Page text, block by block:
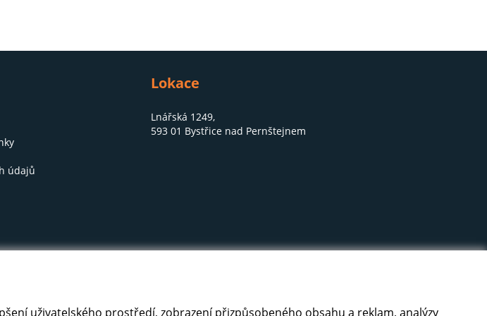
údajů
Lokace
Lnářská 1249,
593 01 Bystřice nad Pernštejnem
uživatelského prostředí, zobrazení přizpůsobeného obsahu a reklam, analýzy